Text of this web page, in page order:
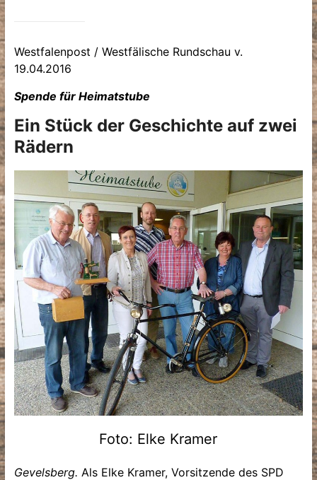
Westfalenpost / Westfälische Rundschau v.
19.04.2016
Spende für Heimatstube
Ein Stück der Geschichte auf zwei
Rädern
Foto: Elke Kramer
Gevelsberg. Als Elke Kramer, Vorsitzende des SPD